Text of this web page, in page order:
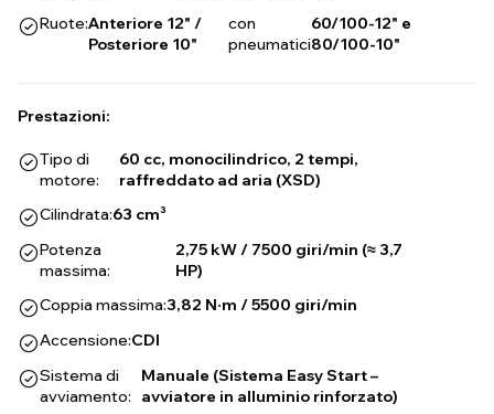
Ruote:Anteriore 12" /
Posteriore 10"
con
pneumatici
60/100-12" e
80/100-10"
Prestazioni:
Tipo di
motore:
60 cc, monocilindrico, 2 tempi,
raffreddato ad aria (XSD)
Cilindrata:63 cm³
Potenza
massima:
2,75 kW / 7500 giri/min (≈ 3,7
HP)
Coppia massima:3,82 N·m / 5500 giri/min
Accensione:CDI
Sistema di
avviamento:
Manuale (Sistema Easy Start –
avviatore in alluminio rinforzato)